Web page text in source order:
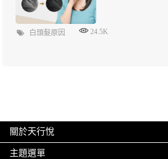
白頭髮原因 24.5K
關於天行悅
主題選單